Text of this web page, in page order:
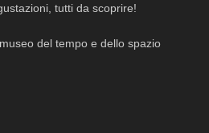
tutti da scoprire!
del tempo e dello spazio